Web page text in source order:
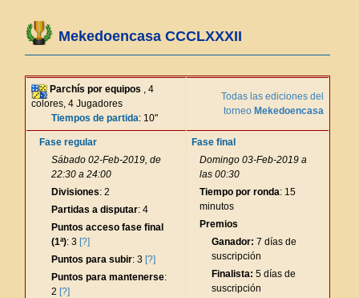
Mekedoencasa CCCLXXXII
Parchís por equipos , 4
colores, 4 Jugadores
Tiempos de partida: 10"
Todas las ediciones del
torneo Mekedoencasa
Fase regular
Sábado 02-Feb-2019, de
22:30 a 24:00
Divisiones: 2
Partidas a disputar: 4
Puntos acceso fase final
(1ª): 3 [?]
Puntos para subir: 3 [?]
Puntos para mantenerse:
2 [?]
Fase final
Domingo 03-Feb-2019 a
las 00:30
Tiempo por ronda: 15
minutos
Premios
Ganador: 7 días de
suscripción
Finalista: 5 días de
suscripción